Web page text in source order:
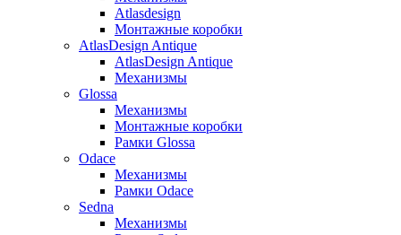
Atlasdesign
Монтажные коробки
AtlasDesign Antique
AtlasDesign Antique
Механизмы
Glossa
Механизмы
Монтажные коробки
Рамки Glossa
Odace
Механизмы
Рамки Odace
Sedna
Механизмы